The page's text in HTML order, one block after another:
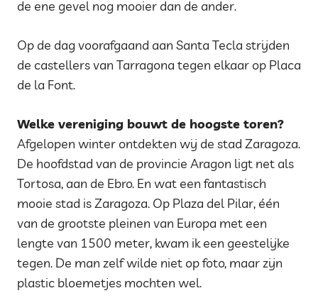
de ene gevel nog mooier dan de ander.
Op de dag voorafgaand aan Santa Tecla strijden
de castellers van Tarragona tegen elkaar op Placa
de la Font.
Welke vereniging bouwt de hoogste toren?
Afgelopen winter ontdekten wij de stad Zaragoza.
De hoofdstad van de provincie Aragon ligt net als
Tortosa, aan de Ebro. En wat een fantastisch
mooie stad is Zaragoza. Op Plaza del Pilar, één
van de grootste pleinen van Europa met een
lengte van 1500 meter, kwam ik een geestelijke
tegen. De man zelf wilde niet op foto, maar zijn
plastic bloemetjes mochten wel.